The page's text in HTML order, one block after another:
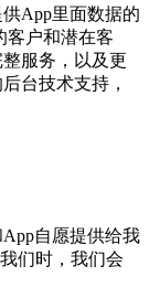
App里面数据的
客户和潜在客
服务，以及更
台技术支持，
自愿提供给我
们时，我们会